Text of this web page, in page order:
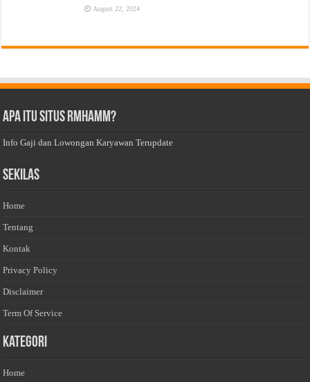
August 22, 2024
Apa Itu Situs Rmhamm?
Info Gaji dan Lowongan Karyawan Terupdate
Sekilas
Home
Tentang
Kontak
Privacy Policy
Disclaimer
Term Of Service
Kategori
Home